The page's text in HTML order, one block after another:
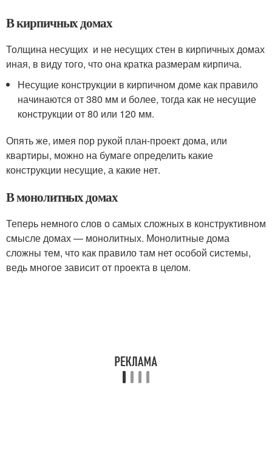
В кирпичных домах
Толщина несущих и не несущих стен в кирпичных домах
иная, в виду того, что она кратка размерам кирпича.
Несущие конструкции в кирпичном доме как правило
начинаются от 380 мм и более, тогда как не несущие
конструкции от 80 или 120 мм.
Опять же, имея пор рукой план-проект дома, или
квартиры, можно на бумаге определить какие
конструкции несущие, а какие нет.
В монолитных домах
Теперь немного слов о самых сложных в конструктивном
смысле домах — монолитных. Монолитные дома
сложны тем, что как правило там нет особой системы,
ведь многое зависит от проекта в целом.